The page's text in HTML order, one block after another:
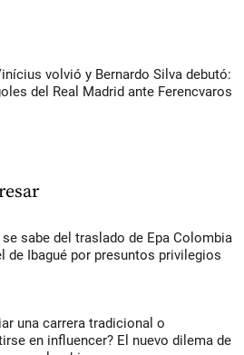
volvió y Bernardo Silva debutó:
del Real Madrid ante Ferencvaros
sabe del traslado de Epa Colombia
de Ibagué por presuntos privilegios
una carrera tradicional o
en influencer? El nuevo dilema de